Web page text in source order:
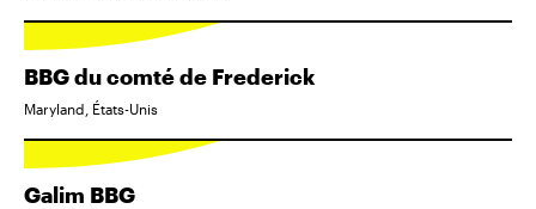
BBG du comté de Frederick
Maryland, États-Unis
Galim BBG